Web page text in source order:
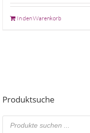
In den Warenkorb
Produktsuche
Products
search